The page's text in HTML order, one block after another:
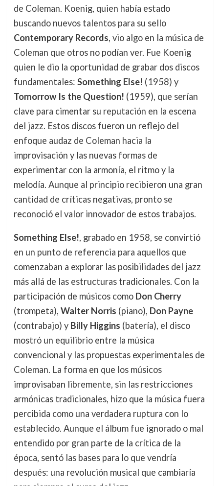
de Coleman. Koenig, quien había estado
buscando nuevos talentos para su sello
Contemporary Records, vio algo en la música de
Coleman que otros no podían ver. Fue Koenig
quien le dio la oportunidad de grabar dos discos
fundamentales: Something Else! (1958) y
Tomorrow Is the Question! (1959), que serían
clave para cimentar su reputación en la escena
del jazz. Estos discos fueron un reflejo del
enfoque audaz de Coleman hacia la
improvisación y las nuevas formas de
experimentar con la armonía, el ritmo y la
melodía. Aunque al principio recibieron una gran
cantidad de críticas negativas, pronto se
reconoció el valor innovador de estos trabajos.
Something Else!, grabado en 1958, se convirtió
en un punto de referencia para aquellos que
comenzaban a explorar las posibilidades del jazz
más allá de las estructuras tradicionales. Con la
participación de músicos como Don Cherry
(trompeta), Walter Norris (piano), Don Payne
(contrabajo) y Billy Higgins (batería), el disco
mostró un equilibrio entre la música
convencional y las propuestas experimentales de
Coleman. La forma en que los músicos
improvisaban libremente, sin las restricciones
armónicas tradicionales, hizo que la música fuera
percibida como una verdadera ruptura con lo
establecido. Aunque el álbum fue ignorado o mal
entendido por gran parte de la crítica de la
época, sentó las bases para lo que vendría
después: una revolución musical que cambiaría